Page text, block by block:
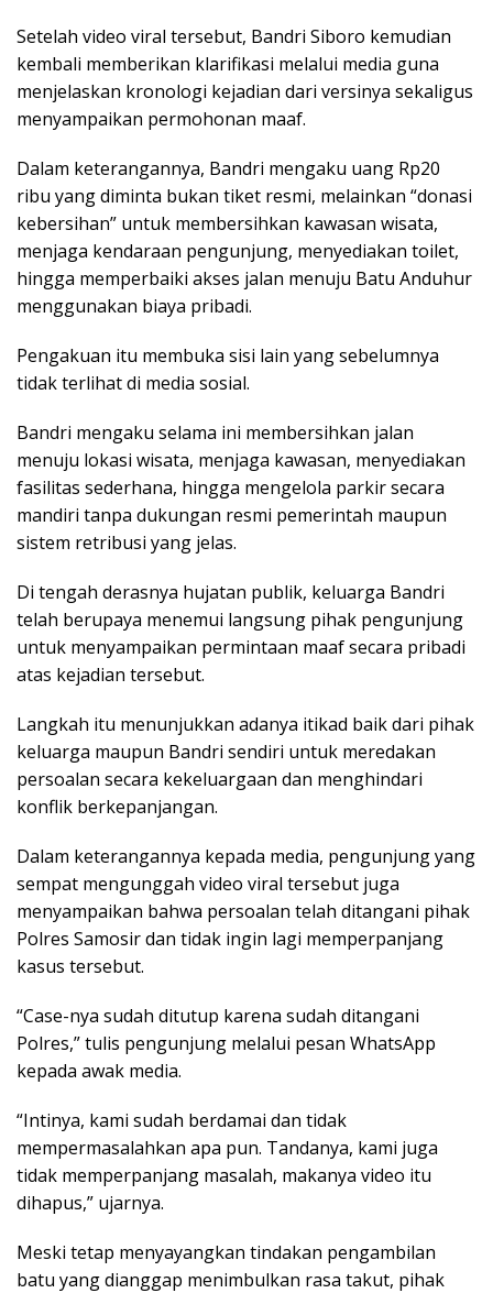
Setelah video viral tersebut, Bandri Siboro kemudian
kembali memberikan klarifikasi melalui media guna
menjelaskan kronologi kejadian dari versinya sekaligus
menyampaikan permohonan maaf.
Dalam keterangannya, Bandri mengaku uang Rp20
ribu yang diminta bukan tiket resmi, melainkan “donasi
kebersihan” untuk membersihkan kawasan wisata,
menjaga kendaraan pengunjung, menyediakan toilet,
hingga memperbaiki akses jalan menuju Batu Anduhur
menggunakan biaya pribadi.
Pengakuan itu membuka sisi lain yang sebelumnya
tidak terlihat di media sosial.
Bandri mengaku selama ini membersihkan jalan
menuju lokasi wisata, menjaga kawasan, menyediakan
fasilitas sederhana, hingga mengelola parkir secara
mandiri tanpa dukungan resmi pemerintah maupun
sistem retribusi yang jelas.
Di tengah derasnya hujatan publik, keluarga Bandri
telah berupaya menemui langsung pihak pengunjung
untuk menyampaikan permintaan maaf secara pribadi
atas kejadian tersebut.
Langkah itu menunjukkan adanya itikad baik dari pihak
keluarga maupun Bandri sendiri untuk meredakan
persoalan secara kekeluargaan dan menghindari
konflik berkepanjangan.
Dalam keterangannya kepada media, pengunjung yang
sempat mengunggah video viral tersebut juga
menyampaikan bahwa persoalan telah ditangani pihak
Polres Samosir dan tidak ingin lagi memperpanjang
kasus tersebut.
“Case-nya sudah ditutup karena sudah ditangani
Polres,” tulis pengunjung melalui pesan WhatsApp
kepada awak media.
“Intinya, kami sudah berdamai dan tidak
mempermasalahkan apa pun. Tandanya, kami juga
tidak memperpanjang masalah, makanya video itu
dihapus,” ujarnya.
Meski tetap menyayangkan tindakan pengambilan
batu yang dianggap menimbulkan rasa takut, pihak